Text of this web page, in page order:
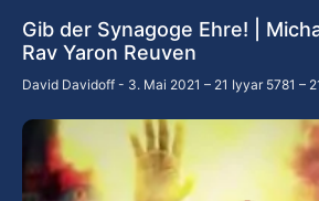
Gib der Synagoge Ehre! |
Rav Yaron Reuven
David Davidoff 3. Mai 2021 – 21 Iyyar 5781 –